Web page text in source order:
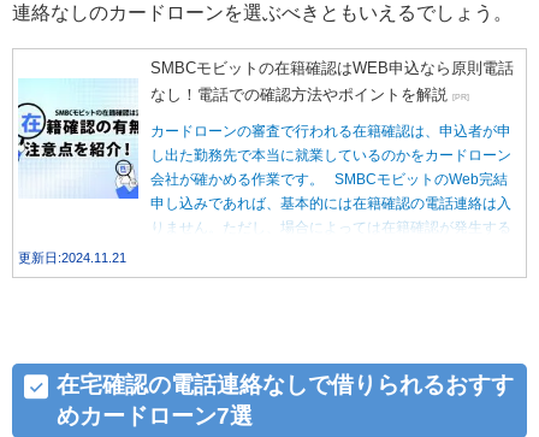
連絡なしのカードローンを選ぶべきともいえるでしょう。
SMBCモビットの在籍確認はWEB申込なら原則電話
なし！電話での確認方法やポイントを解説
[PR]
カードローンの審査で行われる在籍確認は、申込者が申
し出た勤務先で本当に就業しているのかをカードローン
会社が確かめる作業です。 SMBCモビットのWeb完結
申し込みであれば、基本的には在籍確認の電話連絡は入
りません。ただし、場合によっては在籍確認が発生する
のでしょうか？
更新日:2024.11.21
在宅確認の電話連絡なしで借りられるおすす
めカードローン7選